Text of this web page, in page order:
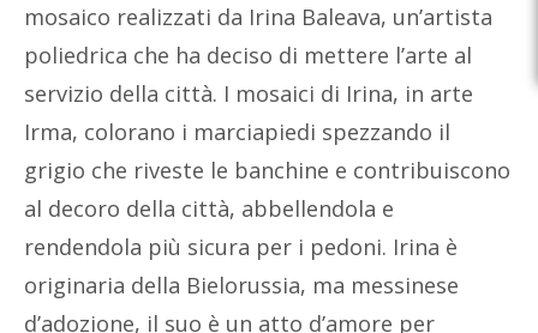
mosaico realizzati da Irina Baleava, un’artista
poliedrica che ha deciso di mettere l’arte al
servizio della città. I mosaici di Irina, in arte
Irma, colorano i marciapiedi spezzando il
grigio che riveste le banchine e contribuiscono
al decoro della città, abbellendola e
rendendola più sicura per i pedoni. Irina è
originaria della Bielorussia, ma messinese
d’adozione, il suo è un atto d’amore per